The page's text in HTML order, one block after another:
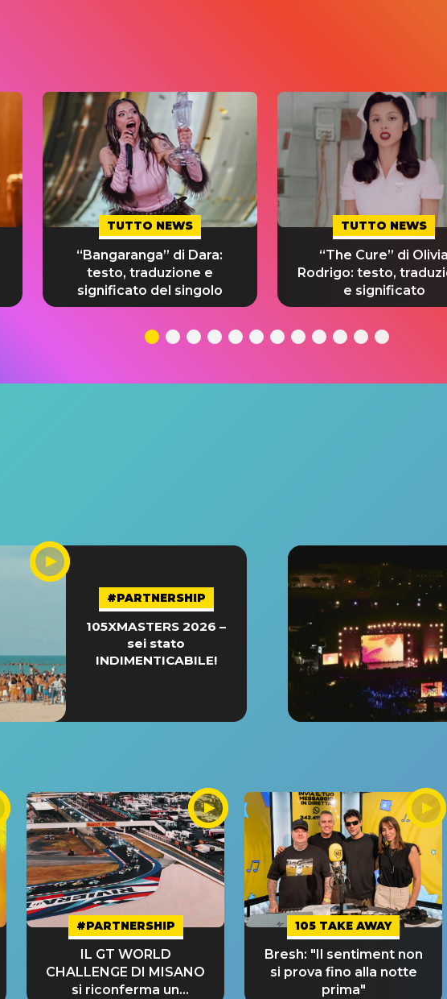
TUTTO NEWS
“Bangaranga” di Dara:
testo, traduzione e
significato del singolo
TUTTO NEWS
“The Cure” di Olivia
Rodrigo: testo,
e significato
#PARTNERSHIP
105XMASTERS 2026 –
sei stato
INDIMENTICABILE!
#PARTNERSHIP
IL GT WORLD
CHALLENGE DI MISANO
si riconferma un
105 TAKE AWAY
Bresh: "Il sentiment non
si prova fino alla notte
prima"